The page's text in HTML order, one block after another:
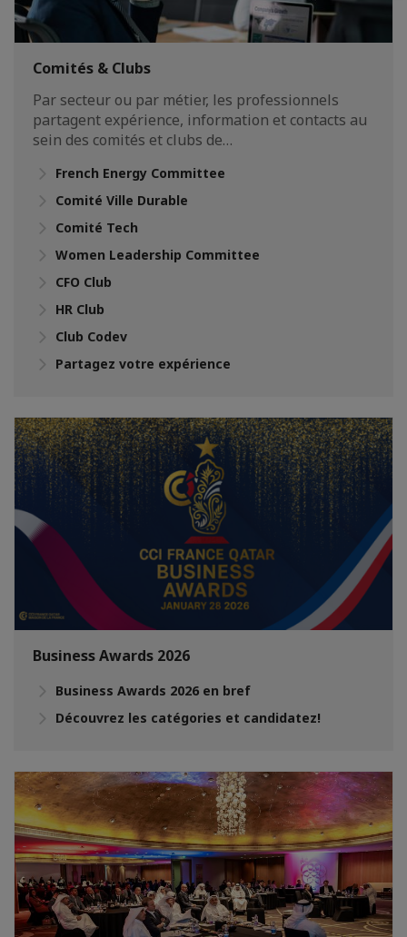
Comités & Clubs
Par secteur ou par métier, les professionnels
partagent expérience, information et contacts au
sein des comités et clubs de…
French Energy Committee
Comité Ville Durable
Comité Tech
Women Leadership Committee
CFO Club
HR Club
Club Codev
Partagez votre expérience
Business Awards 2026
Business Awards 2026 en bref
Découvrez les catégories et candidatez!